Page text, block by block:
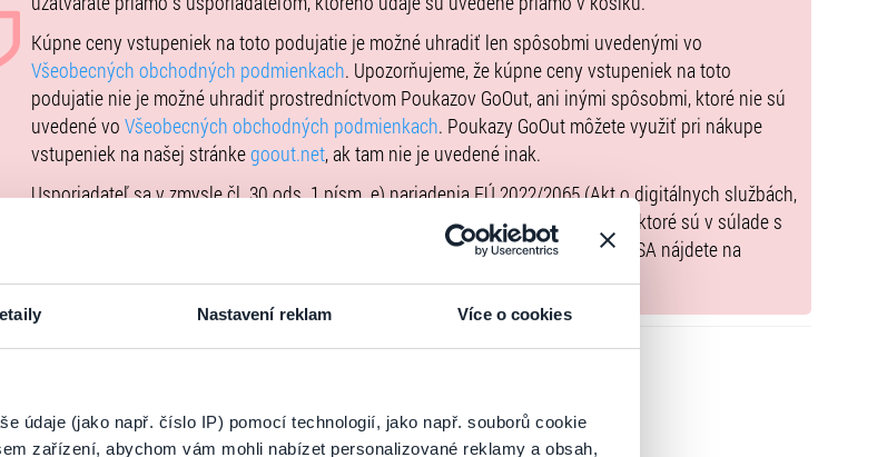
Nastavení reklam Více o cookies
údaje (jako např. číslo IP) pomocí technologií, jako např. souborů cookie
zařízení, abychom vám mohli nabízet personalizované reklamy a obsah,
Kúpne ceny vstupeniek na toto podujatie je možné uhradiť len spôsobmi uvedenými vo
Všeobecných obchodných podmienkach. Upozorňujeme, že kúpne ceny vstupeniek na toto
podujatie nie je možné uhradiť prostredníctvom Poukazov GoOut, ani inými spôsobmi, ktoré nie sú
uvedené vo Všeobecných obchodných podmienkach. Poukazy GoOut môžete využiť pri nákupe
vstupeniek na našej stránkegoout.net, ak tam nie je uvedené inak.
Usporiadateľ sa v zmysle čl. 30 ods. 1 písm. e) nariadenia EÚ 2022/2065 (Akt o digitálnych službách,
, iba výrobky alebo služby, ktoré sú v súlade s
uplatniteľným právom Európskej únie. Príslušné informácie a kontakty podľa DSA nájdete na
stránketu.